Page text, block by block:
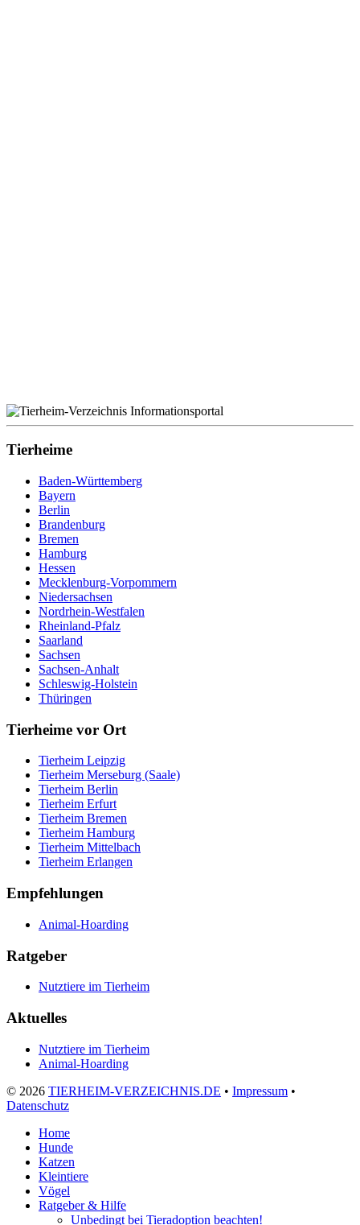
Tierheime
Baden-Württemberg
Bayern
Berlin
Brandenburg
Bremen
Hamburg
Hessen
Mecklenburg-Vorpommern
Niedersachsen
Nordrhein-Westfalen
Rheinland-Pfalz
Saarland
Sachsen
Sachsen-Anhalt
Schleswig-Holstein
Thüringen
Tierheime vor Ort
Tierheim Leipzig
Tierheim Merseburg (Saale)
Tierheim Berlin
Tierheim Erfurt
Tierheim Bremen
Tierheim Hamburg
Tierheim Mittelbach
Tierheim Erlangen
Empfehlungen
Animal-Hoarding
Ratgeber
Nutztiere im Tierheim
Aktuelles
Nutztiere im Tierheim
Animal-Hoarding
© 2026 TIERHEIM-VERZEICHNIS.DE • Impressum •
Datenschutz
Home
Hunde
Katzen
Kleintiere
Vögel
Ratgeber & Hilfe
Unbedingt bei Tieradoption beachten!